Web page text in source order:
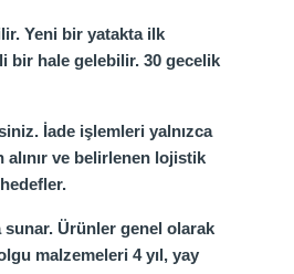
Yeni bir yatakta ilk
bir hale gelebilir. 30 gecelik
İade işlemleri yalnızca
ve belirlenen lojistik
sunar. Ürünler genel olarak
malzemeleri 4 yıl, yay